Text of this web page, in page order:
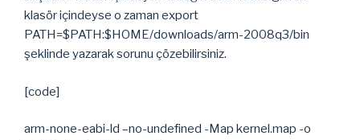
klasör içindeyse o zaman export
PATH=$PATH:$HOME/downloads/arm-2008q3/bin
şeklinde yazarak sorunu çözebilirsiniz.
[code]
arm-none-eabi-ld –no-undefined -Map kernel.map -o